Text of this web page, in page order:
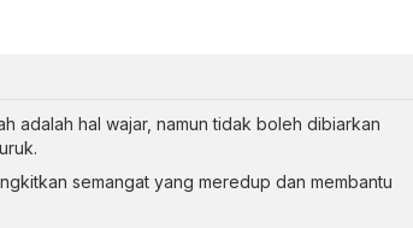
adalah hal wajar, namun tidak boleh dibiarkan
semangat yang meredup dan membantu